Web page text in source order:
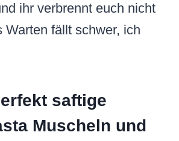
ihr verbrennt euch nicht
Warten fällt schwer, ich
saftige
Muscheln und